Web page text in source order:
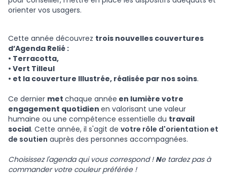
orienter vos usagers.
Cette année découvrez trois nouvelles couvertures
d’Agenda Relié :
• Terracotta,
• Vert Tilleul
• et la couverture Illustrée, réalisée par nos soins.
Ce dernier met chaque année en lumière votre
engagement quotidien en valorisant une valeur
humaine ou une compétence essentielle du travail
social. Cette année, il s'agit de votre rôle d'orientation et
de soutien auprès des personnes accompagnées.
Choisissez l'agenda qui vous correspond ! Ne tardez pas à
commander votre couleur préférée !